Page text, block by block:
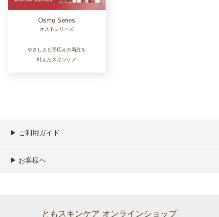
Osmo Series
オスモシリーズ
やさしさと手応えの両立を
叶えたスキンケア
▶︎ ご利用ガイド
ご利用ガイド
決済／配送／送料について
取り扱い商品一覧
顧客情報の取扱について
特定商取引法の表記
▶︎ お客様へ
ともスキンケア オンラインショップ